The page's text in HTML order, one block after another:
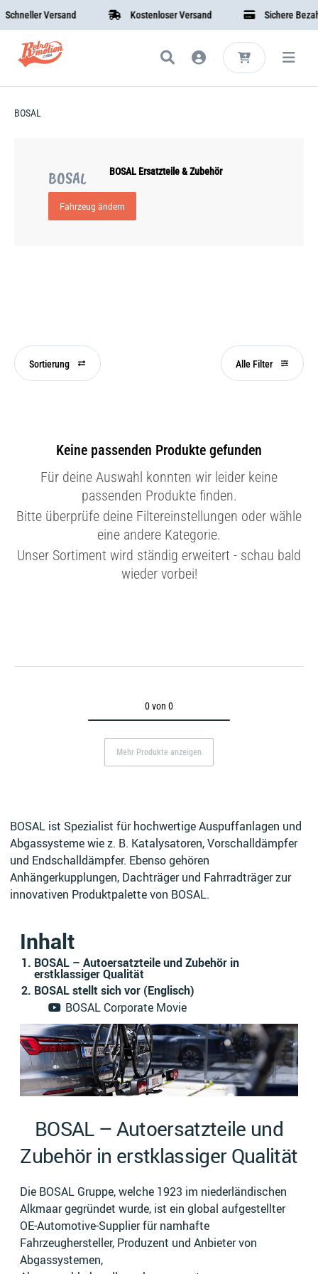
Versand Kostenloser Versand Sichere
BOSAL
BOSAL BOSAL Ersatzteile & Zubehör
Fahrzeug ändern
Sortierung Alle Filter
Keine passenden Produkte gefunden
Für deine Auswahl konnten wir leider keine
passenden Produkte finden.
Bitte überprüfe deine Filtereinstellungen oder wähle
eine andere Kategorie.
Unser Sortiment wird ständig erweitert - schau bald
wieder vorbei!
0 von 0
Mehr Produkte anzeigen
BOSAL ist Spezialist für hochwertige Auspuffanlagen und
Abgassysteme wie z. B. Katalysatoren, Vorschalldämpfer
und Endschalldämpfer. Ebenso gehören
Anhängerkupplungen, Dachträger und Fahrradträger zur
innovativen Produktpalette von BOSAL.
Inhalt
BOSAL – Autoersatzteile und Zubehör in
erstklassiger Qualität
BOSAL stellt sich vor (Englisch)
BOSAL Corporate Movie
BOSAL – Autoersatzteile und
Zubehör in erstklassiger Qualität
Die BOSAL Gruppe, welche 1923 im niederländischen
Alkmaar gegründet wurde, ist ein global aufgestellter
OE-Automotive-Supplier für namhafte
Fahrzeughersteller, Produzent und Anbieter von
Abgassystemen,